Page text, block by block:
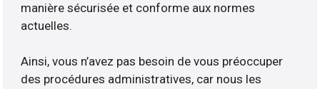
manière sécurisée et conforme aux normes
actuelles.
Ainsi, vous n’avez pas besoin de vous préoccuper
des procédures administratives, car nous les